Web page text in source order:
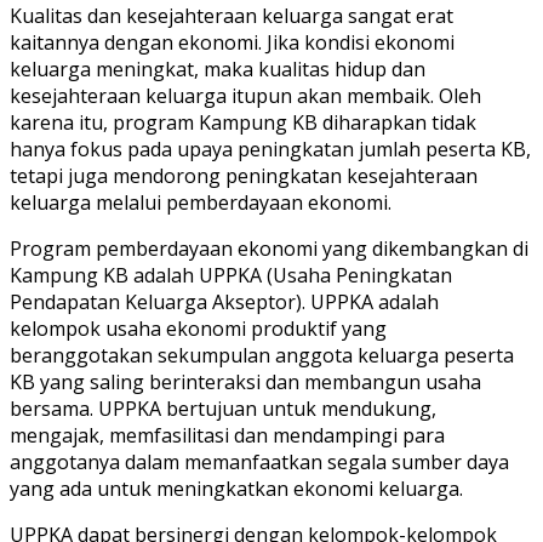
Kualitas dan kesejahteraan keluarga sangat erat
kaitannya dengan ekonomi. Jika kondisi ekonomi
keluarga meningkat, maka kualitas hidup dan
kesejahteraan keluarga itupun akan membaik. Oleh
karena itu, program Kampung KB diharapkan tidak
hanya fokus pada upaya peningkatan jumlah peserta KB,
tetapi juga mendorong peningkatan kesejahteraan
keluarga melalui pemberdayaan ekonomi.
Program pemberdayaan ekonomi yang dikembangkan di
Kampung KB adalah UPPKA (Usaha Peningkatan
Pendapatan Keluarga Akseptor). UPPKA adalah
kelompok usaha ekonomi produktif yang
beranggotakan sekumpulan anggota keluarga peserta
KB yang saling berinteraksi dan membangun usaha
bersama. UPPKA bertujuan untuk mendukung,
mengajak, memfasilitasi dan mendampingi para
anggotanya dalam memanfaatkan segala sumber daya
yang ada untuk meningkatkan ekonomi keluarga.
UPPKA dapat bersinergi dengan kelompok-kelompok